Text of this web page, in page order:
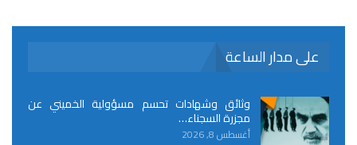
على مدار الساعة
وثائق وشهادات تحسم مسؤولية الخميني عن
مجزرة السجناء…
أغسطس 8, 2026